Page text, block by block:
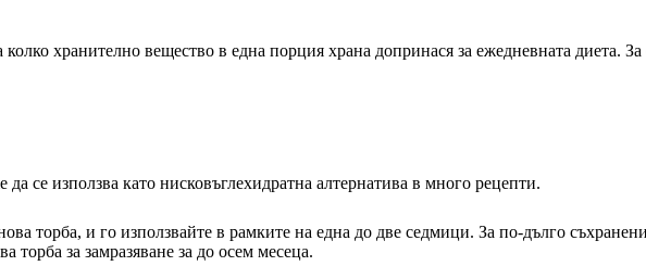
хранително вещество в една порция храна допринася за ежедневната диета.
се използва като нисковъглехидратна алтернатива в много рецепти.
торба, и го използвайте в рамките на една до две седмици. За по-дълго
торба за замразяване за до осем месеца.